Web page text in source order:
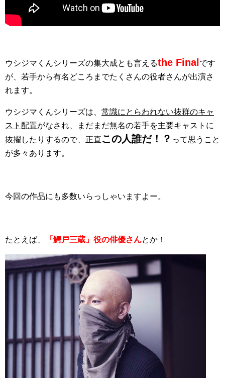
ウシジマくんシリーズの集大成とも言えるthe Final です
が、若手から有名どころまでたくさんの役者さんが出演さ
れます。
ウシジマくんシリーズは、 常識にとらわれない抜群のキャ
スト配置がなされ、まだまだ無名の若手を主要キャストに
抜擢したりするので、正直この人誰だ！？ って思うこと
が多々あります。
今回の作品にも多数いらっしゃいますよー。
たとえば、 「鰐戸三蔵」役の俳優さんとか！